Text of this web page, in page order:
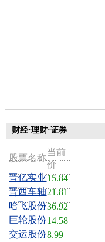
财经·理财·证券
股票名称
当前
价
晋亿实业15.84
晋西车轴21.81
哈飞股份36.92
巨轮股份14.58
交运股份8.99